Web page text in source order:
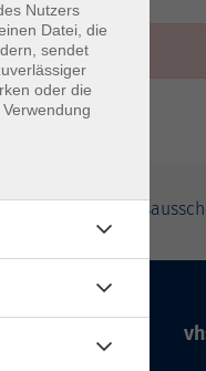
Nutzers
Datei, die
sendet
oder die